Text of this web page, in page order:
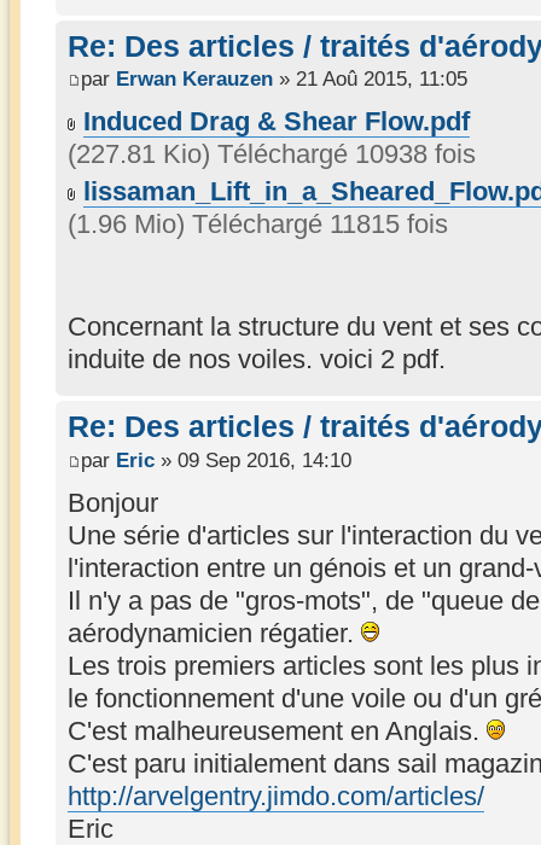
Re: Des articles / traités
par Erwan Kerauzen » 21 Aoû 2015, 11:05
Induced Drag & Shear Flow.pdf
(227.81 Kio) Téléchargé 10938 fois
(1.96 Mio) Téléchargé 11815 fois
Concernant la structure du vent et ses
induite de nos voiles. voici 2 pdf.
Re: Des articles / traités
par Eric » 09 Sep 2016, 14:10
Bonjour
Une série d'articles sur l'interaction du
l'interaction entre un génois et un grand-
Il n'y a pas de "gros-mots", de "queue
aérodynamicien régatier.
Les trois premiers articles sont les plus
le fonctionnement d'une voile ou d'un
C'est malheureusement en Anglais.
C'est paru initialement dans sail
http://arvelgentry.jimdo.com/articles/
Eric